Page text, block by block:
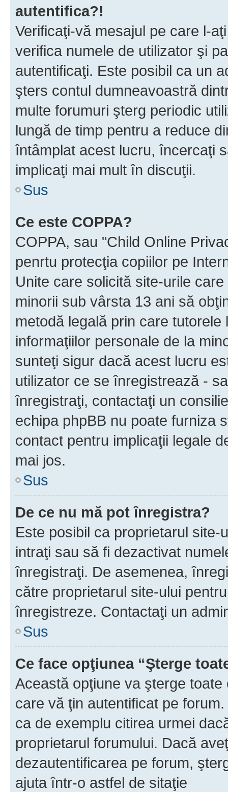
autentifica?!
Verificaţi-vă mesajul pe care l-
verifica numele de utilizator şi
autentificaţi. Este posibil ca un
şters contul dumneavoastră
multe forumuri şterg periodic
lungă de timp pentru a reduce
întâmplat acest lucru, încercaţi
implicaţi mai mult în discuţii.
Sus
Ce este COPPA?
COPPA, sau "Child Online
penrtu protecţia copiilor pe
Unite care solicită site-urile
minorii sub vârsta 13 ani să
metodă legală prin care
informaţiilor personale de la
sunteţi sigur dacă acest lucru
utilizator ce se înregistrează -
înregistraţi, contactaţi un
echipa phpBB nu poate furniza
contact pentru implicaţii legale
mai jos.
Sus
De ce nu mă pot înregistra?
Este posibil ca proprietarul
intraţi sau să fi dezactivat
înregistraţi. De asemenea,
către proprietarul site-ului
înregistreze. Contactaţi un
Sus
Ce face opţiunea “Şterge
Această opţiune va şterge
care vă ţin autentificat pe
ca de exemplu citirea urmei
proprietarul forumului. Dacă
dezautentificarea pe forum,
ajuta într-o astfel de sitaţie